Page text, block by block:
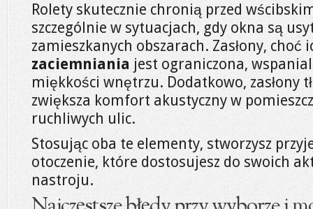
Rolety skutecznie chronią przed
szczególnie w sytuacjach, gdy okna są
zamieszkanych obszarach. Zasłony, choć
zaciemniania jest ograniczona,
miękkości wnętrzu. Dodatkowo, zasłony
zwiększa komfort akustyczny w
ruchliwych ulic.
Stosując oba te elementy, stworzysz
otoczenie, które dostosujesz do swoich
nastroju.